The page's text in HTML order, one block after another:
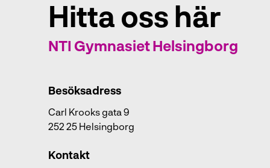
Hitta oss här
NTI Gymnasiet Helsingborg
Besöksadress
Carl Krooks gata 9
252 25 Helsingborg
Kontakt